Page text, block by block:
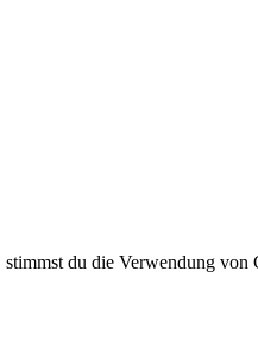
du die Verwendung von